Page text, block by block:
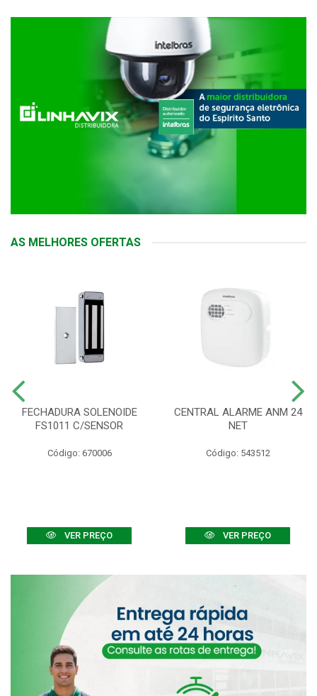
AS MELHORES OFERTAS
FECHADURA SOLENOIDE
FS1011 C/SENSOR
Código: 670006
VER PREÇO
CENTRAL ALARME ANM 24
NET
Código: 543512
VER PREÇO